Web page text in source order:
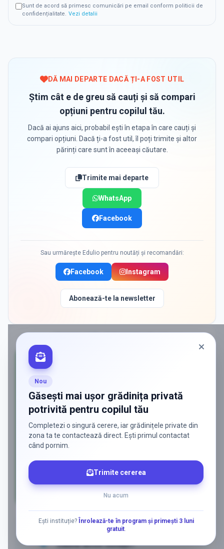
Sunt de acord să primesc comunicări pe email conform politicii de
confidențialitate. Vezi detalii
DĂ MAI DEPARTE DACĂ ȚI-A FOST UTIL
Știm cât e de greu să cauți și să compari
opțiuni pentru copilul tău.
Dacă ai ajuns aici, probabil ești în etapa în care cauți și
compari opțiuni. Dacă ți-a fost util, îl poți trimite și altor
părinți care sunt în aceeași căutare.
Trimite mai departe
WhatsApp
Facebook
Sau urmărește Edulio pentru noutăți și recomandări:
Facebook Instagram
Abonează-te la newsletter
Nou
Găsești mai ușor grădinița privată
potrivită pentru copilul tău
Completezi o singură cerere, iar grădinițele private din
zona ta te contactează direct. Ești primul contactat
când pornim.
Trimite cererea
Nu acum
Ești instituție?
Înrolează-te în program și primești 3 luni
gratuit.
Vrei să ajungi la părinții care
caută activ soluții?